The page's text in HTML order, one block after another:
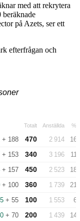
med att rekrytera
beräknade
på Azets, ser ett
efterfrågan och
Totalt Anställda %
+ 188 470 2 914
+ 153 340 3 196
+ 157 450 2 523
+ 100 360 1 739
+ 55 100 1 553
+ 70 200 1 439